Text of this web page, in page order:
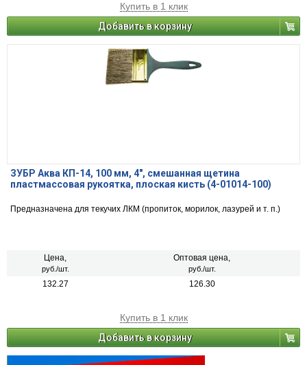
Купить в 1 клик
Добавить в корзину
ЗУБР Аква КП-14, 100 мм, 4″, смешанная щетина
пластмассовая рукоятка, плоская кисть (4-01014-100)
Предназначена для текучих ЛКМ (пропиток, морилок, лазурей и т. п.)
Цена,
руб./шт.
Оптовая цена,
руб./шт.
132.27 126.30
Купить в 1 клик
Добавить в корзину